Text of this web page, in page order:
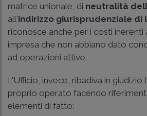
matrice unionale, di neutralità
all'indirizzo giurisprudenziale di
riconosce anche per i costi inerenti
impresa che non abbiano dato
ad operazioni attive.
L'Ufficio, invece, ribadiva in giudizio
proprio operato facendo
elementi di fatto: